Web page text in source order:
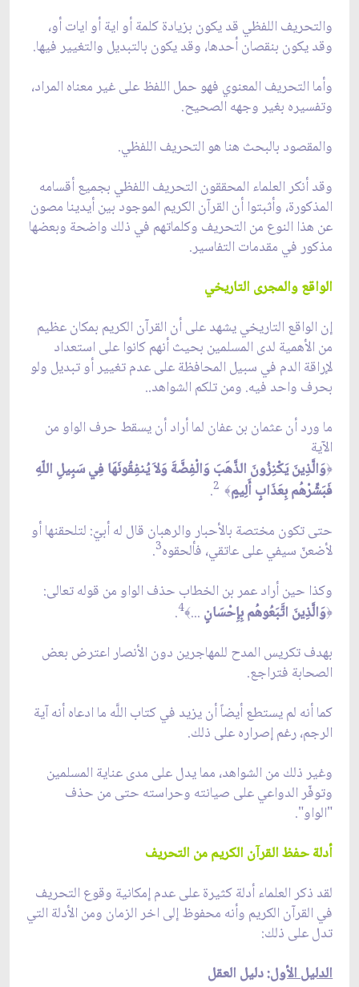
والتحريف اللفظي قد يكون بزيادة كلمة أو اية أو ايات أو،
وقد يكون بنقصان أحدها، وقد يكون بالتبديل والتغيير فيها.
وأما التحريف المعنوي فهو حمل اللفظ على غير معناه المراد،
وتفسيره بغير وجهه الصحيح.
والمقصود بالبحث هنا هو التحريف اللفظي.
وقد أنكر العلماء المحققون التحريف اللفظي بجميع أقسامه
المذكورة، وأثبتوا أن القرآن الكريم الموجود بين أيدينا مصون
عن هذا النوع من التحريف وكلماتهم في ذلك واضحة وبعضها
مذكور في مقدمات التفاسير.
الواقع والمجرى التاريخي
إن الواقع التاريخي يشهد على أن القرآن الكريم بمكان عظيم
من الأهمية لدى المسلمين بحيث أنهم كانوا على استعداد
لإراقة الدم في سبيل المحافظة على عدم تغيير أو تبديل ولو
بحرف واحد فيه. ومن تلكم الشواهد..
ما ورد أن عثمان بن عفان لما أراد أن يسقط حرف الواو من
الآية
﴿وَالَّذِينَ يَكْنِزُونَ الذَّهَبَ وَالْفِضَّةَ وَلاَ يُنفِقُونَهَا فِي سَبِيلِ اللّهِ
فَبَشِّرْهُم بِعَذَابٍ أَلِيمٍ﴾2
.
حتى تكون مختصة بالأحبار والرهبان قال له أبيّ: لتلحقنها أو
لأضعنّ سيفي على عاتقي، فألحقوه3
.
وكذا حين أراد عمر بن الخطاب حذف الواو من قوله تعالى:
﴿وَالَّذِينَ اتَّبَعُوهُم بِإِحْسَانٍ ...﴾4
.
بهدف تكريس المدح للمهاجرين دون الأنصار اعترض بعض
الصحابة فتراجع.
كما أنه لم يستطع أيضاً أن يزيد في كتاب اللَّه ما ادعاه أنه آية
الرجم، رغم إصراره على ذلك.
وغير ذلك من الشواهد، مما يدل على مدى عناية المسلمين
وتوفّر الدواعي على صيانته وحراسته حتى من حذف
"الواو".
أدلة حفظ القرآن الكريم من التحريف
لقد ذكر العلماء أدلة كثيرة على عدم إمكانية وقوع التحريف
في القرآن الكريم وأنه محفوظ إلى اخر الزمان ومن الأدلة التي
تدل على ذلك:
الدليل الأول: دليل العقل